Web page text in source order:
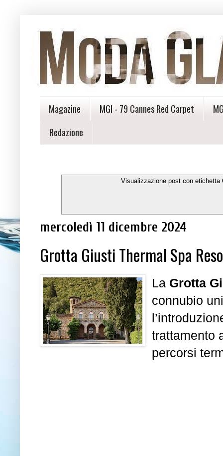
Magazine MGI - 79 Cannes Red Carpet
Redazione
Visualizzazione post con etichetta
mercoledì 11 dicembre 2024
Grotta Giusti Thermal Spa
La Grotta
connubio
trattamento
percorsi